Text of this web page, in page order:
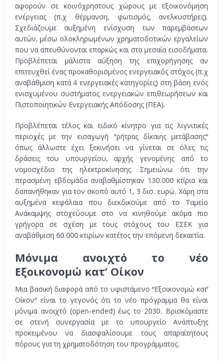
αφορούν σε κοινόχρηστους χώρους με εξοικονόμηση
ενέργειας (π.χ θέρμανση, φωτισμός, ανελκυστήρες).
Σχεδιάζουμε αυξημένη ενίσχυση των παρεμβάσεων
αυτών, μέσω ολοκληρωμένων χρηματοδοτικών εργαλείων
που να απευθύνονται επαρκώς και στα μεσαία εισοδήματα.
Προβλέπεται μάλιστα αύξηση της επιχορήγησης αν
επιτευχθεί ένας προκαθορισμένος ενεργειακός στόχος (π.χ
αναβάθμιση κατά 4 ενεργειακές κατηγορίες) στη βάση ενός
ενισχυμένου συστήματος ενεργειακών επιθεωρήσεων και
Πιστοποιητικών Ενεργειακής Απόδοσης (ΠΕΑ).
Προβλέπεται τέλος και ειδικό κίνητρο για τις λιγνιτικές
περιοχές με την εισαγωγή “ρήτρας δίκαιης μετάβασης“
όπως άλλωστε έχει ξεκινήσει να γίνεται σε όλες τις
δράσεις του υπουργείου, αρχής γενομένης από το
νομοσχέδιο της ηλεκτροκίνησης. Σημειώνω ότι την
περασμένη εβδομάδα αναβαθμίστηκαν 130.000 κτίρια και
δαπανήθηκαν για τον σκοπό αυτό 1, 3 δισ. ευρώ. Χάρη στα
αυξημένα κεφάλαια που διεκδικούμε από το Ταμείο
Ανάκαμψης στοχεύουμε στο να κινηθούμε ακόμα πιο
γρήγορα σε σχέση με τους στόχους του ΕΣΕΚ για
αναβάθμιση 60.000 κτιρίων κατ΄έτος την επόμενη δεκαετία.
Μόνιμα ανοιχτό το νέο
Εξοικονομώ κατ’ Οίκον
Μια βασική διαφορά από το υφιστάμενο “Εξοικονομώ κατ’
Οίκον“ είναι το γεγονός ότι το νέο πρόγραμμα θα είναι
μόνιμα ανοιχτό (open-ended) έως το 2030. Βρισκόμαστε
σε στενή συνεργασία με το υπουργείο Ανάπτυξης
προκειμένου να διασφαλίσουμε τους απαραίτητους
πόρους για τη χρηματοδότηση του προγράμματος.